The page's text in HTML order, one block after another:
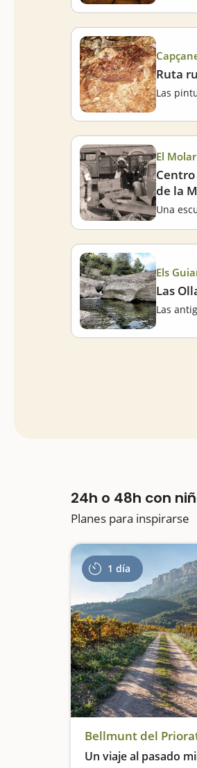
Ruta
El Molar
de la
Els
Las
24h o 48h con
Planes para inspirarse
1 día
Un viaje al pasado